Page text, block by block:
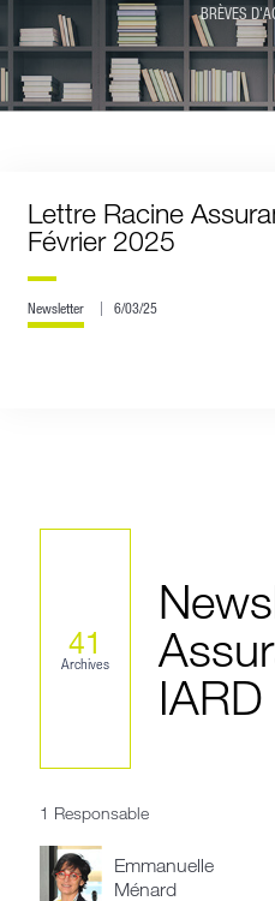
BRÈVES
Lettre Racine
Février 2025
Newsletter 6/03/25
41
Archives
IARD
1 Responsable
Emmanuelle
Ménard